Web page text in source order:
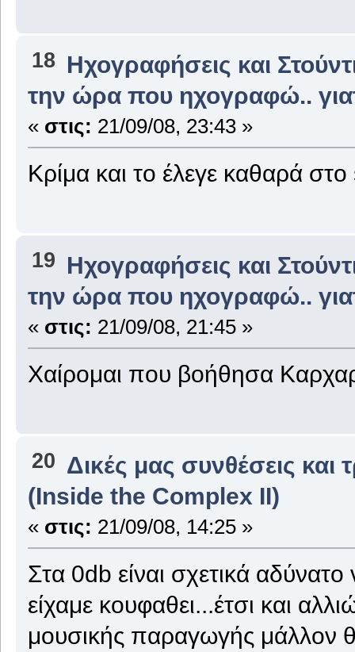
18 Ηχογραφήσεις και
την ώρα που ηχογραφώ..
« στις: 21/09/08, 23:43 »
Κρίμα και το έλεγε καθαρά
19 Ηχογραφήσεις και
την ώρα που ηχογραφώ..
« στις: 21/09/08, 21:45 »
Χαίρομαι που βοήθησα
20 Δικές μας συνθέσεις και
(Inside the Complex II)
« στις: 21/09/08, 14:25 »
Στα 0db είναι σχετικά
είχαμε κουφαθει...έτσι και
μουσικής παραγωγής μάλλον